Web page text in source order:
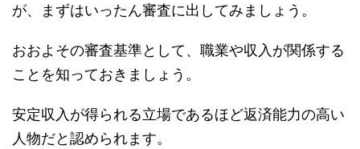
が、まずはいったん審査に出してみましょう。
おおよその審査基準として、職業や収入が関係する
ことを知っておきましょう。
安定収入が得られる立場であるほど返済能力の高い
人物だと認められます。